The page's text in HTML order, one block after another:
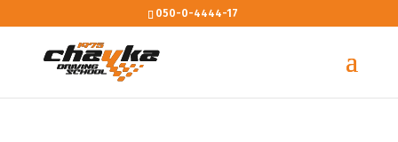
050-0-4444-17